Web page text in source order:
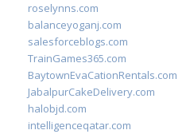
roselynns.com
balanceyoganj.com
salesforceblogs.com
TrainGames365.com
BaytownEvaCationRentals.com
JabalpurCakeDelivery.com
halobjd.com
intelligenceqatar.com